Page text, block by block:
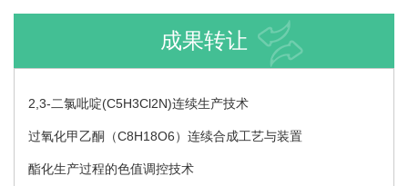
成果转让
2,3-二氯吡啶(C5H3Cl2N)连续生产技术
过氧化甲乙酮（C8H18O6）连续合成工艺与装置
酯化生产过程的色值调控技术